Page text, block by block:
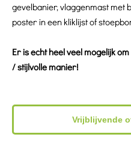
gevelbanier, vlaggenmast met
poster in een kliklijst of
Er is echt heel veel mogelijk
/ stijlvolle manier!
Vrijblijvende